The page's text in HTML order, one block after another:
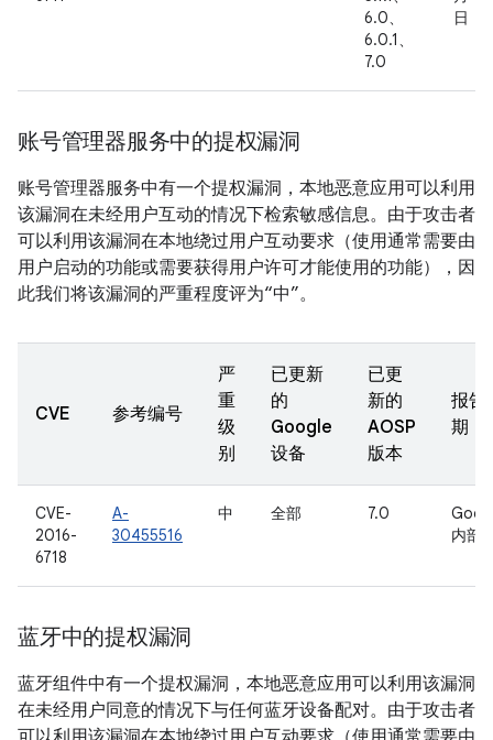
6.0、
6.0.1、
7.0
日
账号管理器服务中的提权漏洞
账号管理器服务中有一个提权漏洞，本地恶意应用可以利用
该漏洞在未经用户互动的情况下检索敏感信息。由于攻击者
可以利用该漏洞在本地绕过用户互动要求（使用通常需要由
用户启动的功能或需要获得用户许可才能使用的功能），因
此我们将该漏洞的严重程度评为“中”。
CVE 参考编号
严
重
级
别
已更新
的
Google
设备
已更
新的
AOSP
版本
报告
期
CVE-
2016-
6718
A-
30455516
中 全部 7.0
内部
蓝牙中的提权漏洞
蓝牙组件中有一个提权漏洞，本地恶意应用可以利用该漏洞
在未经用户同意的情况下与任何蓝牙设备配对。由于攻击者